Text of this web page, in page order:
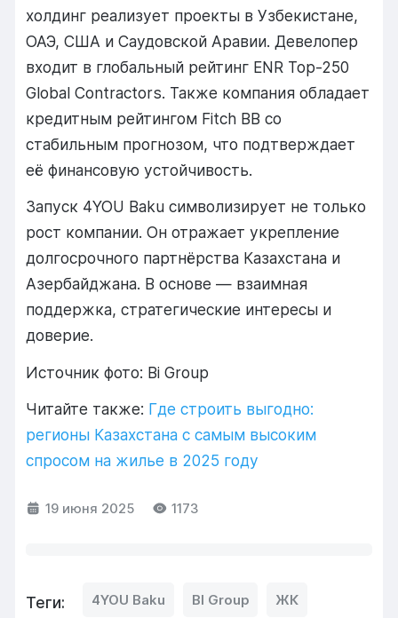
холдинг реализует проекты в Узбекистане,
ОАЭ, США и Саудовской Аравии. Девелопер
входит в глобальный рейтинг ENR Top-250
Global Contractors. Также компания обладает
кредитным рейтингом Fitch BB со
стабильным прогнозом, что подтверждает
её финансовую устойчивость.
Запуск 4YOU Baku символизирует не только
рост компании. Он отражает укрепление
долгосрочного партнёрства Казахстана и
Азербайджана. В основе — взаимная
поддержка, стратегические интересы и
доверие.
Источник фото: Bi Group
Читайте также: Где строить выгодно:
регионы Казахстана с самым высоким
спросом на жилье в 2025 году
19 июня 2025 1173
Теги: 4YOU Baku BI Group ЖК